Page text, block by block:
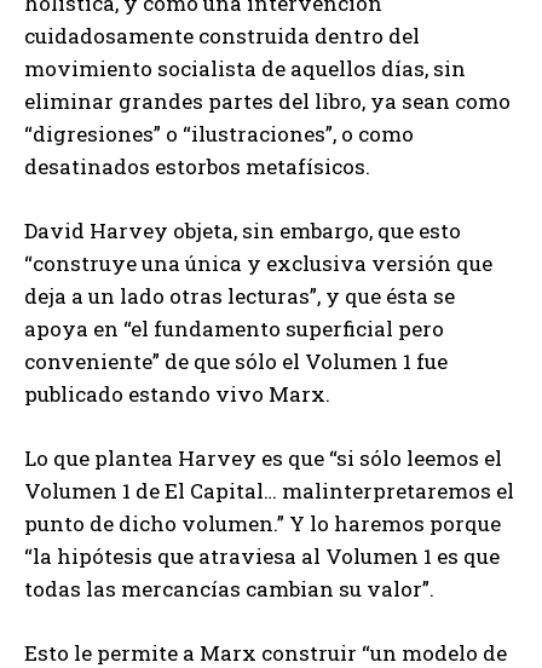
cuidadosamente construida dentro del
movimiento socialista de aquellos días, sin
eliminar grandes partes del libro, ya sean como
“digresiones” o “ilustraciones”, o como
desatinados estorbos metafísicos.
David Harvey objeta, sin embargo, que esto
“construye una única y exclusiva versión que
deja a un lado otras lecturas”, y que ésta se
apoya en “el fundamento superficial pero
conveniente” de que sólo el Volumen 1 fue
publicado estando vivo Marx.
Lo que plantea Harvey es que “si sólo leemos el
Volumen 1 de El Capital… malinterpretaremos el
punto de dicho volumen.” Y lo haremos porque
“la hipótesis que atraviesa al Volumen 1 es que
todas las mercancías cambian su valor”.
Esto le permite a Marx construir “un modelo de